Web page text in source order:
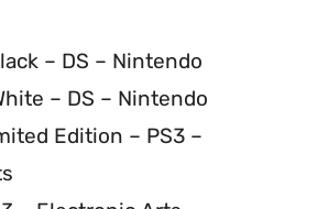
– DS – Nintendo
– DS – Nintendo
Edition – PS3 –